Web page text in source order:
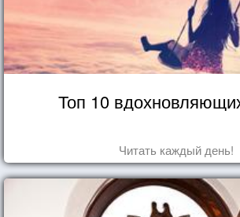
Топ 10
Читать каждый день!